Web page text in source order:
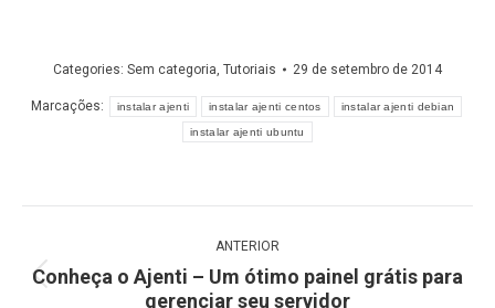
Categories: Sem categoria Tutoriais 29 de setembro de 2014
Marcações: instalar ajenti instalar ajenti centos instalar ajenti debian
instalar ajenti ubuntu
de
post:
ANTERIOR
Post
Conheça o Ajenti – Um ótimo painel grátis para
gerenciar seu servidor